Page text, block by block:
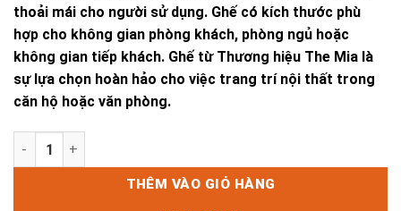
thoải mái cho người sử dụng. Ghế có kích thước phù
hợp cho không gian phòng khách, phòng ngủ hoặc
không gian tiếp khách. Ghế từ Thương hiệu The Mia là
sự lựa chọn hoàn hảo cho việc trang trí nội thất trong
căn hộ hoặc văn phòng.
GHẾ M1066 - 02 số lượng
THÊM VÀO GIỎ HÀNG